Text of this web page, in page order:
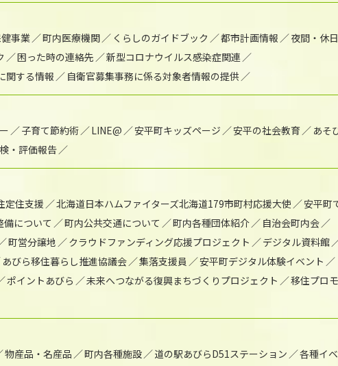
事業 町内医療機関 くらしのガイドブック 都市計画情報
夜間・休
困った時の連絡先
新型コロナウイルス感染症関連
関する情報 自衛官募集事務に係る対象者情報の提供
子育て節約術 LINE@ 安平町キッズページ 安平の社会教育
あそ
・評価報告
定住支援 北海道日本ハムファイターズ北海道179市町村応援大使
安平町
備について 町内公共交通について 町内各種団体紹介
自治会町内会
町営分譲地 クラウドファンディング応援プロジェクト デジタル資料館
あびら移住暮らし推進協議会 集落支援員
安平町デジタル体験イベント
ポイントあびら 未来へつながる復興まちづくりプロジェクト
移住プロ
物産品・名産品 町内各種施設 道の駅あびらD51ステーション
各種イ